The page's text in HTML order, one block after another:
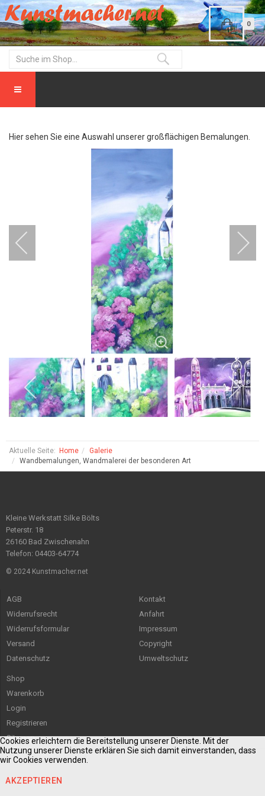
0
Hier sehen Sie eine Auswahl unserer großflächigen Bemalungen.
Aktuelle Seite: Home
Galerie
Wandbemalungen, Wandmalerei der besonderen Art
Kleine Werkstatt Silke Bölts
Peterstr. 18
26160 Bad Zwischenahn
Telefon: 04403-64774
© 2024 Kunstmacher.net
AGB
Widerrufsrecht
Widerrufsformular
Versand
Datenschutz
Kontakt
Anfahrt
Impressum
Copyright
Umweltschutz
Shop
Warenkorb
Login
Registrieren
Sitemap
Cookies erleichtern die Bereitstellung unserer Dienste. Mit der
Nutzung unserer Dienste erklären Sie sich damit einverstanden, dass
wir Cookies verwenden.
AKZEPTIEREN